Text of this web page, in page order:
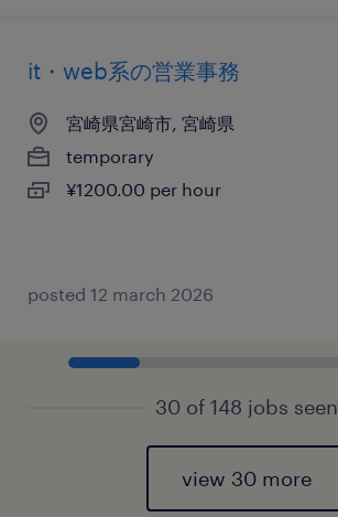
it・web系の営業事務
宮崎県宮崎市, 宮崎県
temporary
¥1200.00 per hour
posted 12 march 2026
30 of 148 jobs seen
view 30 more